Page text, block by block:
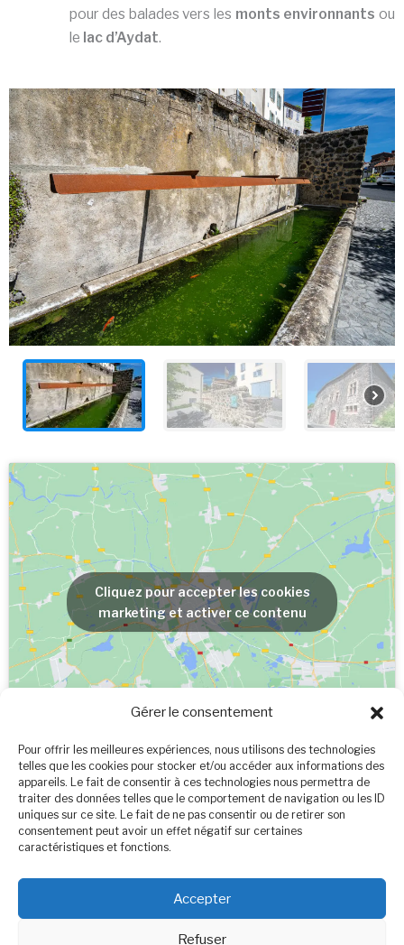
Gérer le consentement
Pour offrir les meilleures expériences, nous utilisons des technologies
telles que les cookies pour stocker et/ou accéder aux informations des
appareils. Le fait de consentir à ces technologies nous permettra de
traiter des données telles que le comportement de navigation ou les ID
uniques sur ce site. Le fait de ne pas consentir ou de retirer son
consentement peut avoir un effet négatif sur certaines
caractéristiques et fonctions.
Accepter
Refuser
pour des balades vers les monts environnants ou
le lac d’Aydat.
Cliquez pour accepter les cookies
marketing et activer ce contenu
marketing et activer ce contenu